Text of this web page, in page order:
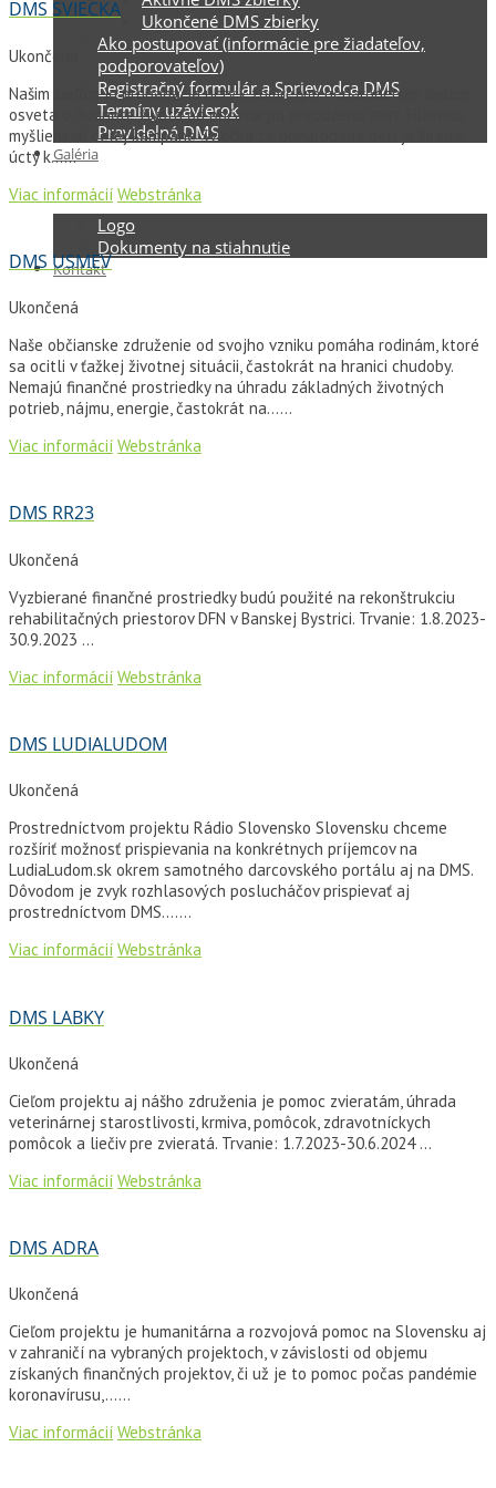
Ukončené DMS zbierky
Ako postupovať (informácie pre žiadateľov,
podporovateľov)
Registračný formulár a Sprievodca DMS
Termíny uzávierok
Pravidelná DMS
Galéria
Logo
Dokumenty na stiahnutie
Kontakt
DMS SVIECKA
Ukončená
Našim cieľom je propagácia úcty k zomrelým nenarodeným deťom,
osveta o hodnote života od počatia po prirodzenú smrť. Hlavnou
myšlienkou celej kampane Sviečka za nenarodené deti je šírenie
úcty k…...
Viac informácií Webstránka
DMS USMEV
Ukončená
Naše občianske združenie od svojho vzniku pomáha rodinám, ktoré
sa ocitli v ťažkej životnej situácii, častokrát na hranici chudoby.
Nemajú finančné prostriedky na úhradu základných životných
potrieb, nájmu, energie, častokrát na…...
Viac informácií Webstránka
DMS RR23
Ukončená
Vyzbierané finančné prostriedky budú použité na rekonštrukciu
rehabilitačných priestorov DFN v Banskej Bystrici. Trvanie: 1.8.2023-
30.9.2023 ...
Viac informácií Webstránka
DMS LUDIALUDOM
Ukončená
Prostredníctvom projektu Rádio Slovensko Slovensku chceme
rozšíriť možnosť prispievania na konkrétnych príjemcov na
LudiaLudom.sk okrem samotného darcovského portálu aj na DMS.
Dôvodom je zvyk rozhlasových poslucháčov prispievať aj
prostredníctvom DMS.…...
Viac informácií Webstránka
DMS LABKY
Ukončená
Cieľom projektu aj nášho združenia je pomoc zvieratám, úhrada
veterinárnej starostlivosti, krmiva, pomôcok, zdravotníckych
pomôcok a liečiv pre zvieratá. Trvanie: 1.7.2023-30.6.2024 ...
Viac informácií Webstránka
DMS ADRA
Ukončená
Cieľom projektu je humanitárna a rozvojová pomoc na Slovensku aj
v zahraničí na vybraných projektoch, v závislosti od objemu
získaných finančných projektov, či už je to pomoc počas pandémie
koronavírusu,…...
Viac informácií Webstránka